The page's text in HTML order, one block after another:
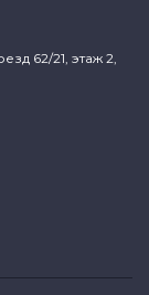
62/21, этаж 2,